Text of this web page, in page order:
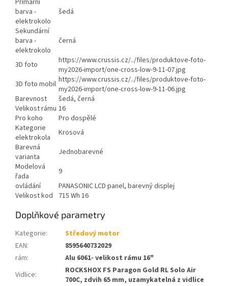
Primární
barva -
elektrokolo
šedá
Sekundární
barva -
elektrokolo
černá
3D foto
https://www.crussis.cz/../files/produktove-foto-
my2026-import/one-cross-low-9-11-07.jpg
3D foto mobil https://www.crussis.cz/../files/produktove-foto-
my2026-import/one-cross-low-9-11-06.jpg
Barevnost
šedá, černá
Velikost rámu 16
Pro koho
Pro dospělé
Kategorie
elektrokola
Krosová
Barevná
varianta
Jednobarevné
Modelová
řada
9
ovládání
PANASONIC LCD panel, barevný displej
Velikost kod
715 Wh 16
Doplňkové parametry
Kategorie:
Středový motor
EAN:
8595640732029
rám:
Alu 6061- velikost rámu 16"
Vidlice:
ROCKSHOX FS Paragon Gold RL Solo Air
700C, zdvih 65 mm, uzamykatelná z vidlice